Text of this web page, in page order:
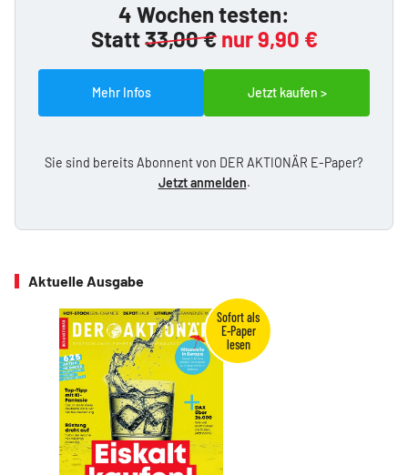
4 Wochen testen:
Statt33,00 € nur 9,90 €
Mehr Infos Jetzt kaufen >
Sie sind bereits Abonnent von DER AKTIONÄR E-Paper?
Jetzt anmelden.
Aktuelle Ausgabe